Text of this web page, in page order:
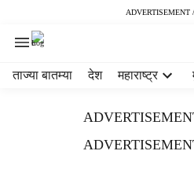
ADVERTISEMENT
ताज्या बातम्या देश महाराष्ट्र